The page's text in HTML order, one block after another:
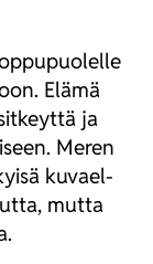
Elä­mä
ja
Meren
kuvael­
mut­ta